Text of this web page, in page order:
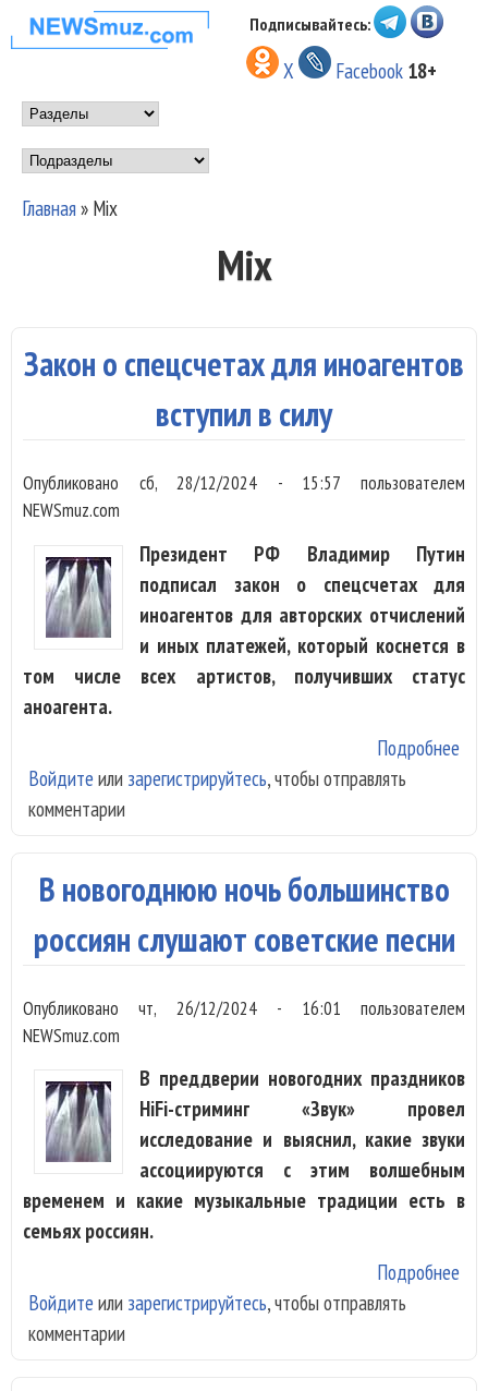
Перейти к основному
содержанию
НОВОСТИ
МУЗЫКИ И
ШОУ БИЗНЕСА
NEWSMUZ.COM
Подписывайтесь:
X Facebook 18+
Main menu
Подразделы
Главная» Mix
Mix
Закон о спецсчетах для иноагентов
вступил в силу
Опубликовано сб, 28/12/2024 - 15:57 пользователем
NEWSmuz.com
Президент РФ Владимир Путин
подписал закон о спецсчетах для
иноагентов для авторских отчислений
и иных платежей, который коснется в
том числе всех артистов, получивших статус
аноагента.
Подробнее
Войдите или зарегистрируйтесь, чтобы отправлять
комментарии
В новогоднюю ночь большинство
россиян слушают советские песни
Опубликованочт, 26/12/2024 - 16:01 пользователем
NEWSmuz.com
В преддверии новогодних праздников
HiFi-стриминг «Звук» провел
исследование и выяснил, какие звуки
ассоциируются с этим волшебным
временем и какие музыкальные традиции есть в
семьях россиян.
Подробнее
Войдите или зарегистрируйтесь, чтобы отправлять
комментарии